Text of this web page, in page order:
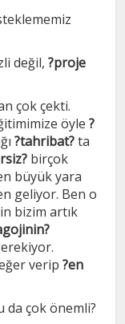
değil, ?proje
çok çekti.
öyle ?
?tahribat?ta
birçok
büyük yara
geliyor. Ben o
bizim artık
verip ?en
çok önemli?